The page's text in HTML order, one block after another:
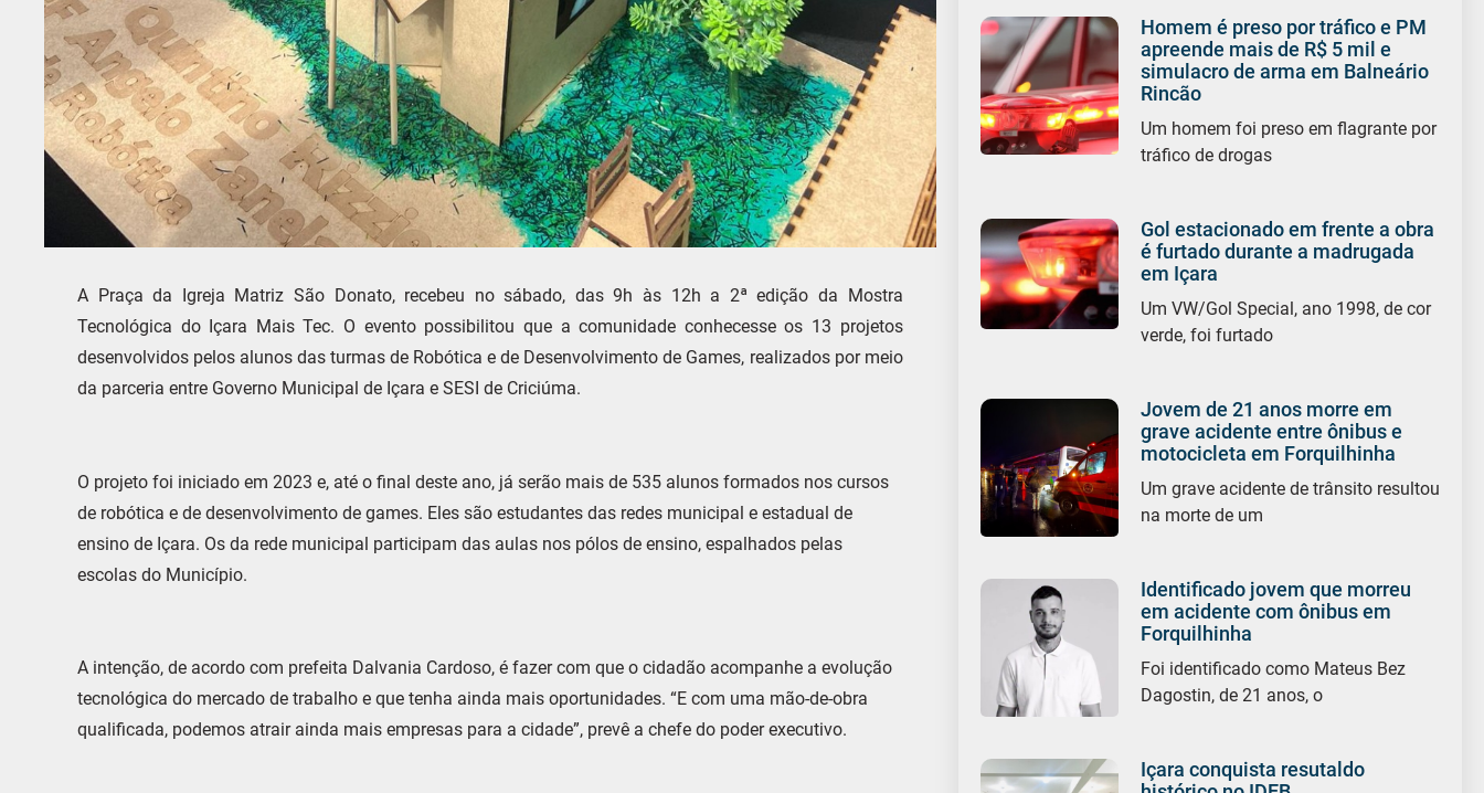
A Praça da Igreja Matriz São Donato, recebeu no sábado, das 9h às 12h a 2ª edição da Mostra
Tecnológica do Içara Mais Tec. O evento possibilitou que a comunidade conhecesse os 13 projetos
desenvolvidos pelos alunos das turmas de Robótica e de Desenvolvimento de Games, realizados por meio
da parceria entre Governo Municipal de Içara e SESI de Criciúma.
O projeto foi iniciado em 2023 e, até o final deste ano, já serão mais de 535 alunos formados nos cursos
de robótica e de desenvolvimento de games. Eles são estudantes das redes municipal e estadual de
ensino de Içara. Os da rede municipal participam das aulas nos pólos de ensino, espalhados pelas
escolas do Município.
A intenção, de acordo com prefeita Dalvania Cardoso, é fazer com que o cidadão acompanhe a evolução
tecnológica do mercado de trabalho e que tenha ainda mais oportunidades. “E com uma mão-de-obra
qualificada, podemos atrair ainda mais empresas para a cidade”, prevê a chefe do poder executivo.
Homem é preso por tráfico e PM
apreende mais de R$ 5 mil e
simulacro de arma em Balneário
Rincão
Um homem foi preso em flagrante por
tráfico de drogas
Gol estacionado em frente a obra
é furtado durante a madrugada
em Içara
Um VW/Gol Special, ano 1998, de cor
verde, foi furtado
Jovem de 21 anos morre em
grave acidente entre ônibus e
motocicleta em Forquilhinha
Um grave acidente de trânsito resultou
na morte de um
Identificado jovem que morreu
em acidente com ônibus em
Forquilhinha
Foi identificado como Mateus Bez
Dagostin, de 21 anos, o
Içara conquista resutaldo